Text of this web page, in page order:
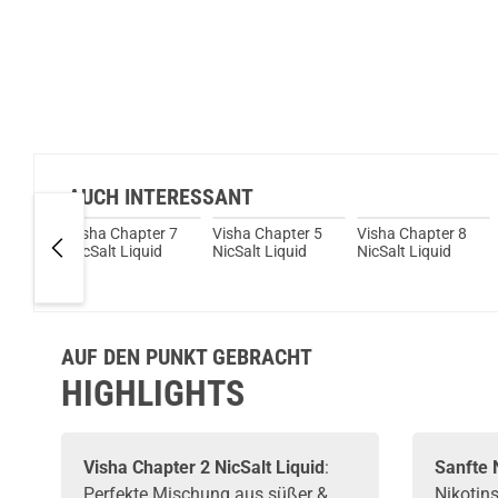
AUCH INTERESSANT
Visha Chapter 7
NicSalt Liquid
Visha Chapter 5
NicSalt Liquid
Visha Chapter 8
NicSalt Liquid
AUF DEN PUNKT GEBRACHT
HIGHLIGHTS
Visha Chapter 2 NicSalt Liquid:
Sanfte